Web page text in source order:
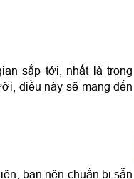
sắp tới, nhất là trong
điều này sẽ mang đến
bạn nên chuẩn bị sẵn